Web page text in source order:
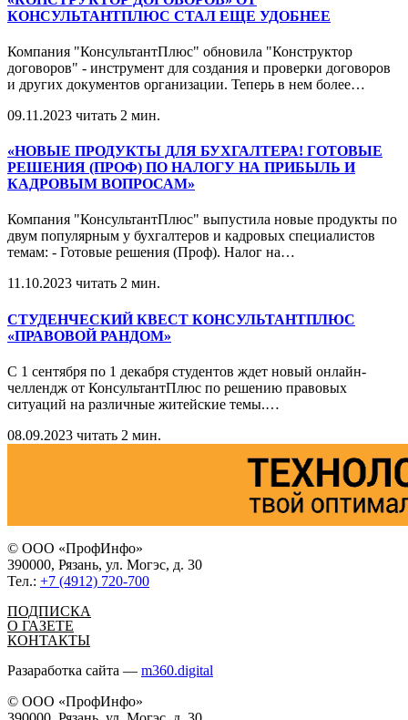
КОНСУЛЬТАНТПЛЮС СТАЛ ЕЩЕ УДОБНЕЕ
Компания "КонсультантПлюс" обновила "Конструктор
договоров" - инструмент для создания и проверки договоров
и других документов организации. Теперь в нем более…
09.11.2023 читать 2 мин.
«НОВЫЕ ПРОДУКТЫ ДЛЯ БУХГАЛТЕРА! ГОТОВЫЕ
РЕШЕНИЯ (ПРОФ) ПО НАЛОГУ НА ПРИБЫЛЬ И
КАДРОВЫМ ВОПРОСАМ»
Компания "КонсультантПлюс" выпустила новые продукты по
двум популярным у бухгалтеров и кадровых специалистов
темам: - Готовые решения (Проф). Налог на…
11.10.2023 читать 2 мин.
СТУДЕНЧЕСКИЙ КВЕСТ КОНСУЛЬТАНТПЛЮС
«ПРАВОВОЙ РАНДОМ»
С 1 сентября по 1 декабря студентов ждет новый онлайн-
челлендж от КонсультантПлюс по решению правовых
ситуаций на различные житейские темы.…
08.09.2023 читать 2 мин.
© ООО «ПрофИнфо»
390000, Рязань, ул. Могэс, д. 30
Тел.: +7 (4912) 720-700
ПОДПИСКА
О ГАЗЕТЕ
КОНТАКТЫ
Разаработка сайта — m360.digital
© ООО «ПрофИнфо»